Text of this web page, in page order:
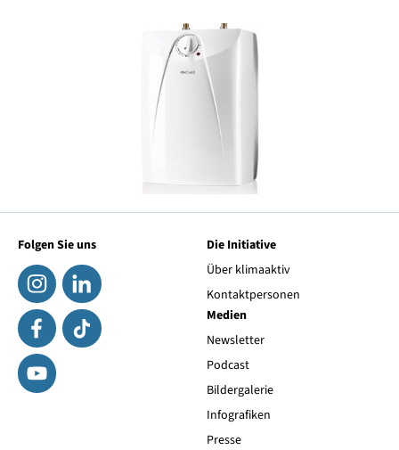
Folgen Sie uns
Die Initiative
Über klimaaktiv
Kontaktpersonen
Medien
Newsletter
Podcast
Bildergalerie
Infografiken
Presse